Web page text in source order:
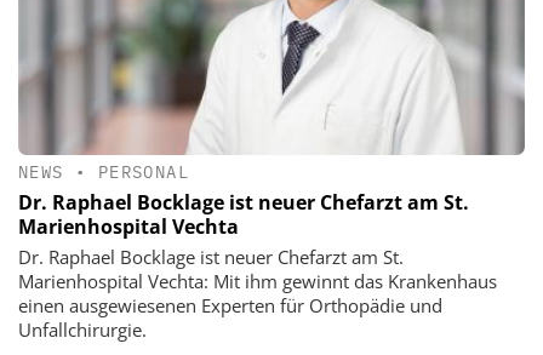
NEWS • PERSONAL
Dr. Raphael Bocklage ist neuer Chefarzt am St.
Marienhospital Vechta
Dr. Raphael Bocklage ist neuer Chefarzt am St.
Marienhospital Vechta: Mit ihm gewinnt das Krankenhaus
einen ausgewiesenen Experten für Orthopädie und
Unfallchirurgie.